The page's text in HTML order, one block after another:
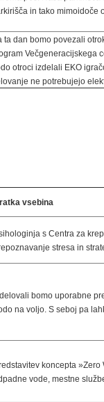
in tako mimoidoče
ta dan bomo povezali
Večgeneracijskega
otroci izdelali EKO
ne potrebujejo
vsebina
s Centra za
stresa in
bomo uporabne
na voljo. S seboj pa
koncepta
vode, mestne